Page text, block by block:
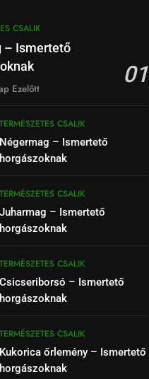
CSALIK
– Ismertető
01
Ezelőtt
TERMÉSZETES CSALIK
Négermag – Ismertető
horgászoknak
TERMÉSZETES CSALIK
Juharmag – Ismertető
horgászoknak
TERMÉSZETES CSALIK
Csicseriborsó – Ismertető
horgászoknak
TERMÉSZETES CSALIK
Kukorica őrlemény – Ismertető
horgászoknak